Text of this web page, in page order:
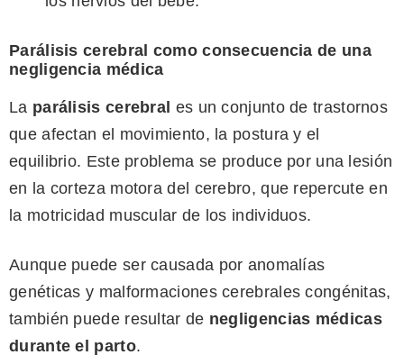
Parálisis cerebral como consecuencia de una
negligencia médica
La parálisis cerebral es un conjunto de trastornos
que afectan el movimiento, la postura y el
equilibrio. Este problema se produce por una lesión
en la corteza motora del cerebro, que repercute en
la motricidad muscular de los individuos.
Aunque puede ser causada por anomalías
genéticas y malformaciones cerebrales congénitas,
también puede resultar de negligencias médicas
durante el parto.